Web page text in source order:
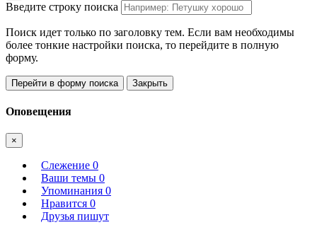
Введите строку поиска
Поиск идет только по заголовку тем. Если вам необходимы
более тонкие настройки поиска, то перейдите в полную
форму.
Перейти в форму поиска Закрыть
Оповещения
×
Слежение 0
Ваши темы 0
Упоминания 0
Нравится 0
Друзья пишут